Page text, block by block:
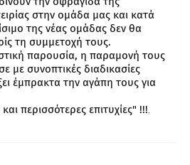
στην ομάδα μας και κατά
της νέας ομάδας δεν θα
τη συμμετοχή τους.
παρουσία, η παραμονή τους
με συνοπτικές διαδικασίες
έμπρακτα την αγάπη τους για
περισσότερες επιτυχίες" !!!